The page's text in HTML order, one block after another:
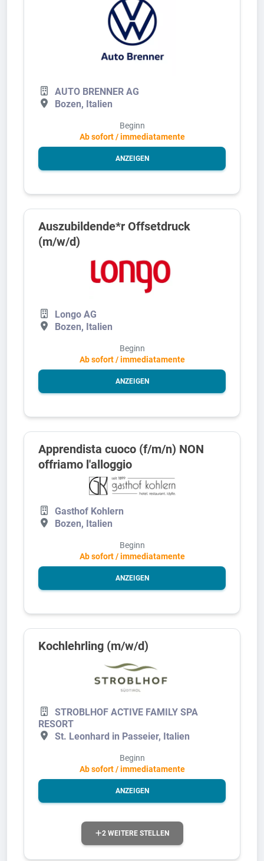
AUTO BRENNER AG
Bozen, Italien
Beginn
Ab sofort / immediatamente
ANZEIGEN
Auszubildende*r Offsetdruck
(m/w/d)
Longo AG
Bozen, Italien
Beginn
Ab sofort / immediatamente
ANZEIGEN
Apprendista cuoco (f/m/n) NON
offriamo l'alloggio
Gasthof Kohlern
Bozen, Italien
Beginn
Ab sofort / immediatamente
ANZEIGEN
Kochlehrling (m/w/d)
STROBLHOF ACTIVE FAMILY SPA
RESORT
St. Leonhard in Passeier, Italien
Beginn
Ab sofort / immediatamente
ANZEIGEN
2 WEITERE STELLEN